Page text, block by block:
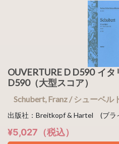
OUVERTURE D D590 イ
D590（大型スコア）
Schubert, Franz / シューベル
出版社：Breitkopf & Hartel (ブラ
¥5,027（税込）